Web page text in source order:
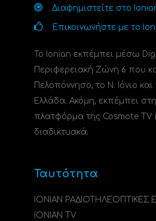
Διαφημιστείτε στο
Επικοινωνήστε με το
Το Ionian εκπέμπει μέσω
Περιφερειακή Ζώνη 6 που
Πελοπόννησο, το N. Ιόνιο
Ελλάδα. Ακόμη, εκπέμπει
πλατφόρμα της Cosmote TV
διαδικτυακά.
Ταυτότητα
ΙΟΝΙΑΝ ΡΑΔΙΟΤΗΛΕΟΠΤΙΚΕΣ
IONIAN TV